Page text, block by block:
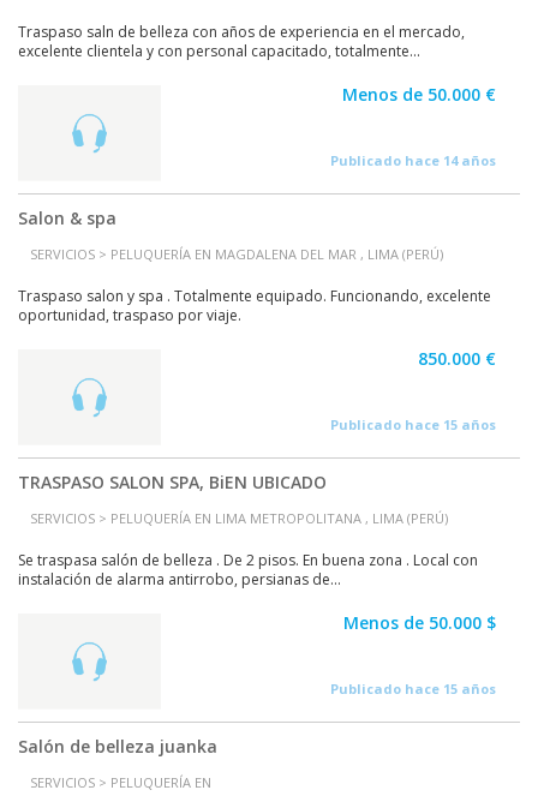
Traspaso saln de belleza con años de experiencia en el mercado,
excelente clientela y con personal capacitado, totalmente...
Menos de 50.000 €
Publicado hace 14 años
Salon & spa
SERVICIOS > PELUQUERÍA EN MAGDALENA DEL MAR , LIMA (PERÚ)
Traspaso salon y spa . Totalmente equipado. Funcionando, excelente
oportunidad, traspaso por viaje.
850.000 €
Publicado hace 15 años
TRASPASO SALON SPA, BiEN UBICADO
SERVICIOS > PELUQUERÍA EN LIMA METROPOLITANA , LIMA (PERÚ)
Se traspasa salón de belleza . De 2 pisos. En buena zona . Local con
instalación de alarma antirrobo, persianas de...
Menos de 50.000 $
Publicado hace 15 años
Salón de belleza juanka
SERVICIOS > PELUQUERÍA EN